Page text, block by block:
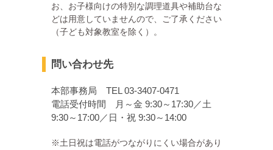
お、お子様向けの特別な調理道具や補助台な
どは用意していませんので、ご了承ください
（子ども対象教室を除く）。
問い合わせ先
本部事務局 TEL 03-3407-0471
電話受付時間 月～金 9:30～17:30／土
9:30～17:00／日・祝 9:30～14:00
※土日祝は電話がつながりにくい場合があり